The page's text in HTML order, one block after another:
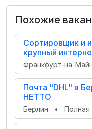
Похожие
Сортировщик и
крупный
Франкфурт-на-
Почта "DHL" в
НЕТТО
Берлин • Полная